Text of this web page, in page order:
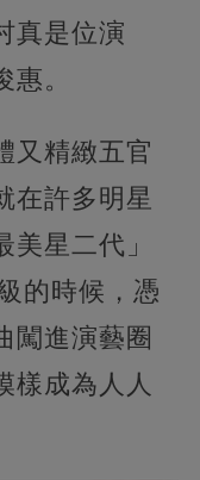
真是位演
。
又精緻五官
在許多明星
星二代」
的時候，憑
闖進演藝圈
樣成為人人